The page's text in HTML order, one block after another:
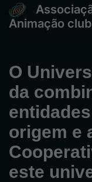
Animação
O
da
origem e
este